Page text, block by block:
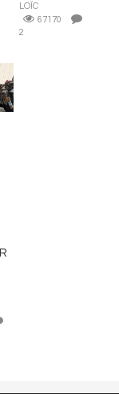
LOÏC
67170
2